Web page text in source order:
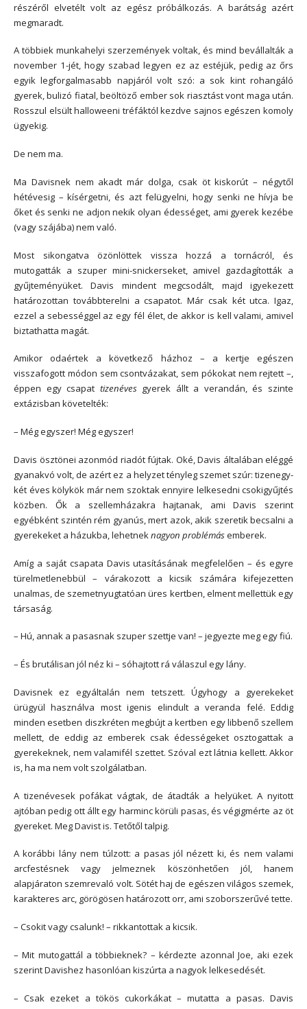
részéről elvetélt volt az egész próbálkozás. A barátság azért
megmaradt.
A többiek munkahelyi szerzemények voltak, és mind bevállalták a
november 1-jét, hogy szabad legyen ez az estéjük, pedig az őrs
egyik legforgalmasabb napjáról volt szó: a sok kint rohangáló
gyerek, bulizó fiatal, beöltöző ember sok riasztást vont maga után.
Rosszul elsült halloweeni tréfáktól kezdve sajnos egészen komoly
ügyekig.
De nem ma.
Ma Davisnek nem akadt már dolga, csak öt kiskorút – négytől
hétévesig – kísérgetni, és azt felügyelni, hogy senki ne hívja be
őket és senki ne adjon nekik olyan édességet, ami gyerek kezébe
(vagy szájába) nem való.
Most sikongatva özönlöttek vissza hozzá a tornácról, és
mutogatták a szuper mini-snickerseket, amivel gazdagították a
gyűjteményüket. Davis mindent megcsodált, majd igyekezett
határozottan továbbterelni a csapatot. Már csak két utca. Igaz,
ezzel a sebességgel az egy fél élet, de akkor is kell valami, amivel
biztathatta magát.
Amikor odaértek a következő házhoz – a kertje egészen
visszafogott módon sem csontvázakat, sem pókokat nem rejtett –,
éppen egy csapat tizenévesgyerek állt a verandán, és szinte
extázisban követelték:
– Még egyszer! Még egyszer!
Davis ösztönei azonmód riadót fújtak. Oké, Davis általában eléggé
gyanakvó volt, de azért ez a helyzet tényleg szemet szúr: tizenegy-
két éves kölykök már nem szoktak ennyire lelkesedni csokigyűjtés
közben. Ők a szellemházakra hajtanak, ami Davis szerint
egyébként szintén rém gyanús, mert azok, akik szeretik becsalni a
gyerekeket a házukba, lehetneknagyon problémásemberek.
Amíg a saját csapata Davis utasításának megfelelően – és egyre
türelmetlenebbül – várakozott a kicsik számára kifejezetten
unalmas, de szemetnyugtatóan üres kertben, elment mellettük egy
társaság.
– Hú, annak a pasasnak szuper szettje van! – jegyezte meg egy fiú.
– És brutálisan jól néz ki – sóhajtott rá válaszul egy lány.
Davisnek ez egyáltalán nem tetszett. Úgyhogy a gyerekeket
ürügyül használva most igenis elindult a veranda felé. Eddig
minden esetben diszkréten megbújt a kertben egy libbenő szellem
mellett, de eddig az emberek csak édességeket osztogattak a
gyerekeknek, nem valamifél szettet. Szóval ezt látnia kellett. Akkor
is, ha ma nem volt szolgálatban.
A tizenévesek pofákat vágtak, de átadták a helyüket. A nyitott
ajtóban pedig ott állt egy harminc körüli pasas, és végigmérte az öt
gyereket. Meg Davist is. Tetőtől talpig.
A korábbi lány nem túlzott: a pasas jól nézett ki, és nem valami
arcfestésnek vagy jelmeznek köszönhetően jól, hanem
alapjáraton szemrevaló volt. Sötét haj de egészen világos szemek,
karakteres arc, görögösen határozott orr, ami szoborszerűvé tette.
– Csokit vagy csalunk! – rikkantottak a kicsik.
– Mit mutogattál a többieknek? – kérdezte azonnal Joe, aki ezek
szerint Davishez hasonlóan kiszúrta a nagyok lelkesedését.
– Csak ezeket a tökös cukorkákat – mutatta a pasas. Davis